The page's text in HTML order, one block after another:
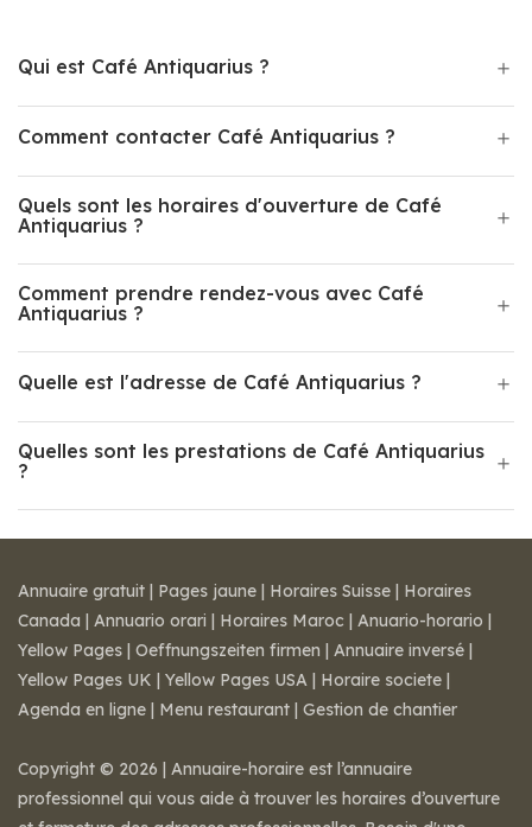
Qui est Café Antiquarius ?
Comment contacter Café Antiquarius ?
Quels sont les horaires d'ouverture de Café
Antiquarius ?
Comment prendre rendez-vous avec Café
Antiquarius ?
Quelle est l'adresse de Café Antiquarius ?
Quelles sont les prestations de Café Antiquarius
?
Annuaire gratuit | Pages jaune | Horaires Suisse | Horaires
Canada | Annuario orari | Horaires Maroc | Anuario-horario |
Yellow Pages | Oeffnungszeiten firmen | Annuaire inversé |
Yellow Pages UK | Yellow Pages USA | Horaire societe |
Agenda en ligne | Menu restaurant | Gestion de chantier
Copyright © 2026 | Annuaire-horaire est l’annuaire
professionnel qui vous aide à trouver les horaires d’ouverture